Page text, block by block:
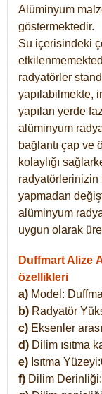
Alüminyum
göstermektedir.
Su içerisindeki
radyatörler
yapılabilmekte,
yapılan yerde
alüminyum
bağlantı çap ve
kolaylığı
radyatörlerinizin
yapmadan
alüminyum
uygun olarak
Duffmart Alize
özellikleri
a) Model:
b) Radyatör
c) Eksenler
d) Dilim ısıtma
e) Isıtma
f) Dilim